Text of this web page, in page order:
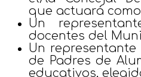
que actuará
Un
docentes del
Un representante
de Padres de
educativos,